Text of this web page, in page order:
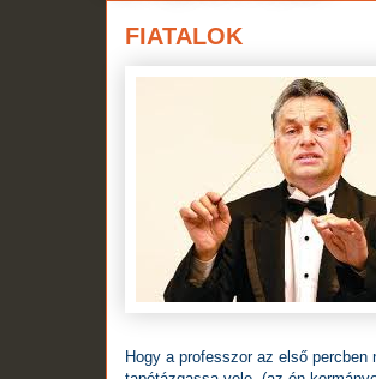
FIATALOK
Hogy a professzor az első